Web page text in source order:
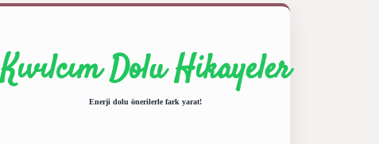
Kıvılcım Dolu Hikayeler
Enerji dolu önerilerle fark yarat!